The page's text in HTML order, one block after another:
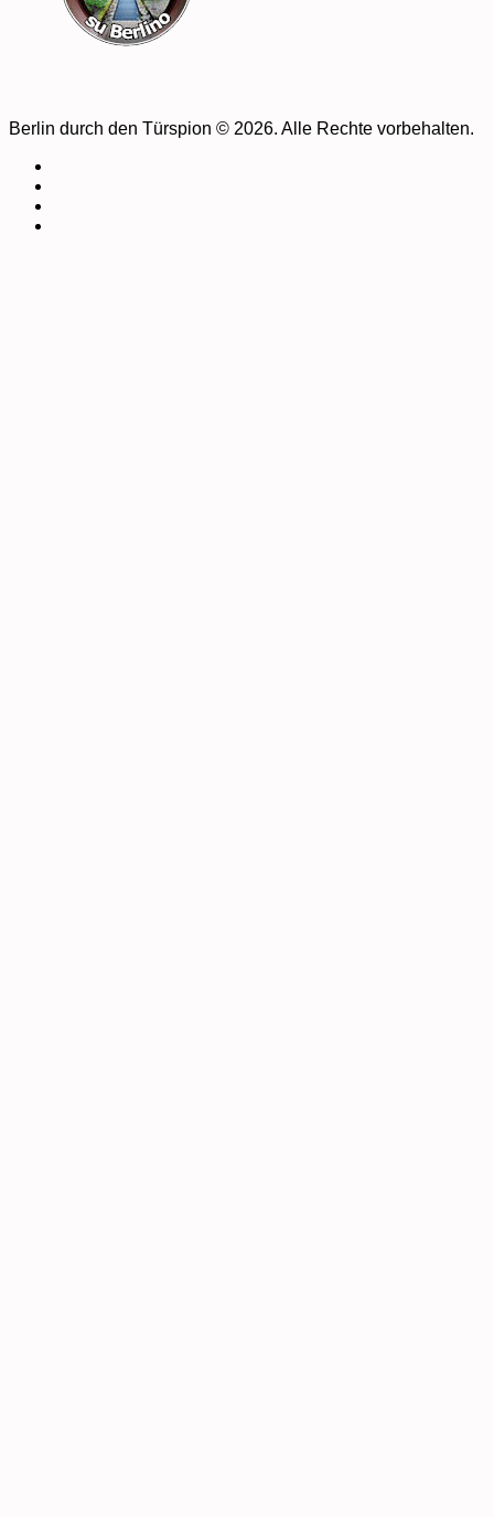
Berlin durch den Türspion © 2026. Alle Rechte vorbehalten.